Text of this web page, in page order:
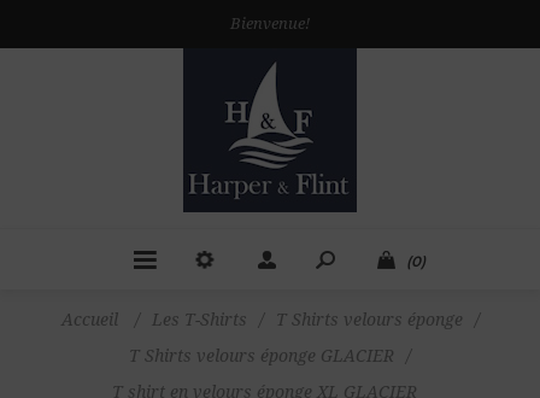
Bienvenue!
(0)
Accueil / Les T-Shirts / T Shirts velours éponge
/
T Shirts velours éponge GLACIER
/
T shirt en velours éponge XL GLACIER